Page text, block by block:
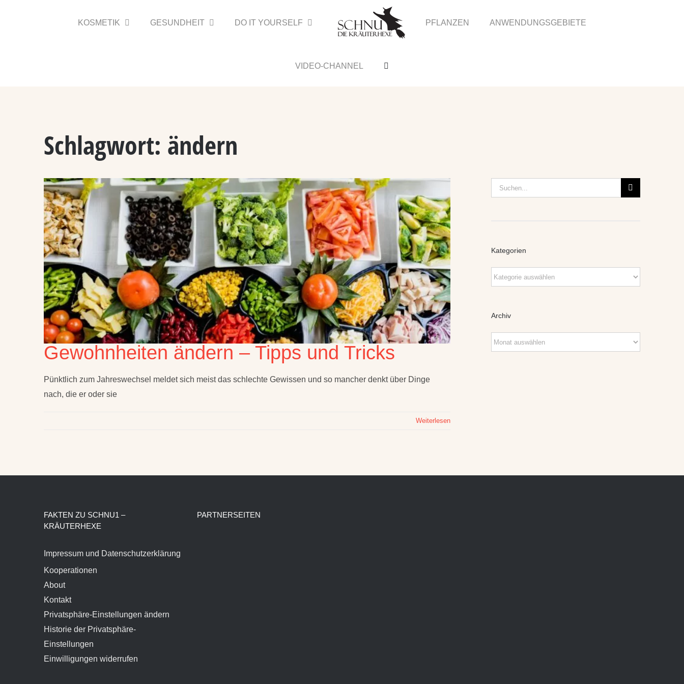
KOSMETIK GESUNDHEIT DO IT YOURSELF PFLANZEN ANWENDUNGSGEBIETE
VIDEO-CHANNEL
Schlagwort: ändern
Gewohnheiten ändern – Tipps und Tricks
Pünktlich zum Jahreswechsel meldet sich meist das schlechte Gewissen und so mancher denkt über Dinge
nach, die er oder sie
Weiterlesen
Suche
nach:
Kategorien
Kategorien
Archiv
Archiv
FAKTEN ZU SCHNU1 –
KRÄUTERHEXE
Impressum und Datenschutzerklärung
Kooperationen
About
Kontakt
Privatsphäre-Einstellungen ändern
Historie der Privatsphäre-
Einstellungen
Einwilligungen widerrufen
PARTNERSEITEN